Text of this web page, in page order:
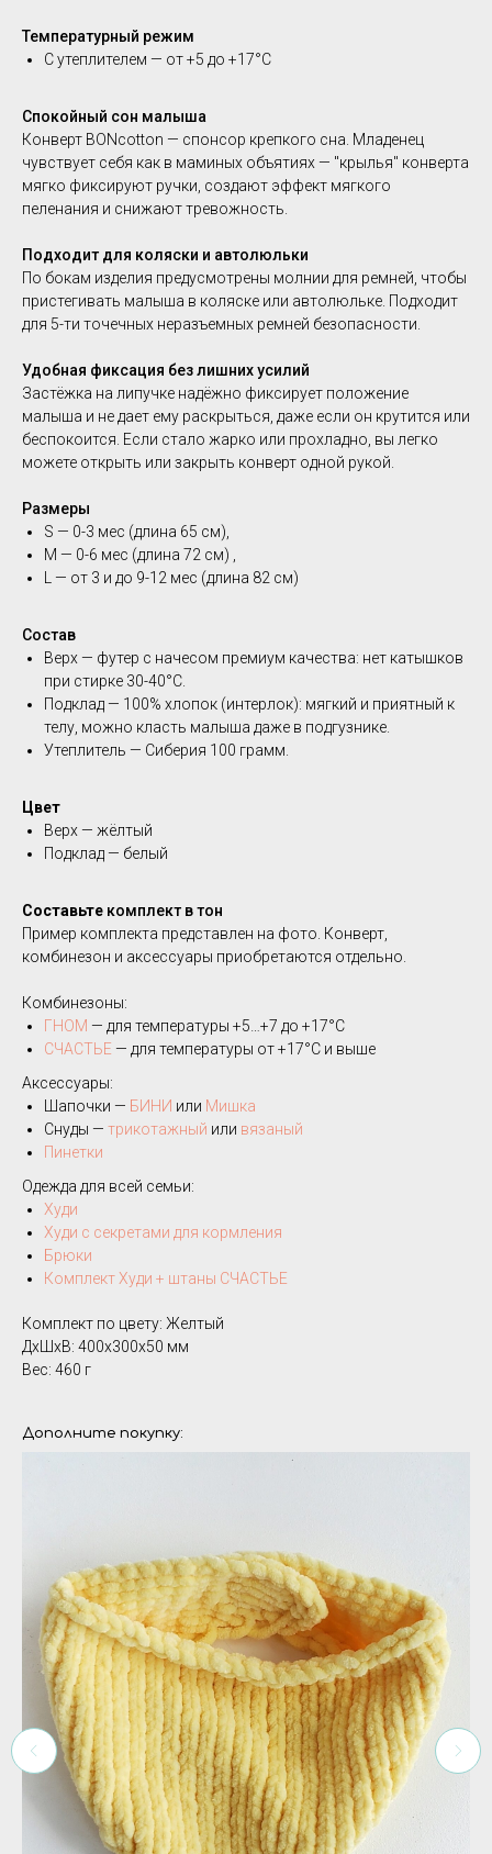
Температурный режим
С утеплителем — от +5 до +17°C
Спокойный сон малыша
Конверт BONcotton — спонсор крепкого сна. Младенец
чувствует себя как в маминых объятиях — "крылья" конверта
мягко фиксируют ручки, создают эффект мягкого
пеленания и снижают тревожность.
Подходит для коляски и автолюльки
По бокам изделия предусмотрены молнии для ремней, чтобы
пристегивать малыша в коляске или автолюльке. Подходит
для 5-ти точечных неразъемных ремней безопасности.
Удобная фиксация без лишних усилий
Застёжка на липучке надёжно фиксирует положение
малыша и не дает ему раскрыться, даже если он крутится или
беспокоится. Если стало жарко или прохладно, вы легко
можете открыть или закрыть конверт одной рукой.
Размеры
S — 0-3 мес (длина 65 см),
М — 0-6 мес (длина 72 см) ,
L — от 3 и до 9-12 мес (длина 82 см)
Состав
Верх — футер с начесом премиум качества: нет катышков
при стирке 30-40°C.
Подклад — 100% хлопок (интерлок): мягкий и приятный к
телу, можно класть малыша даже в подгузнике.
Утеплитель — Сиберия 100 грамм.
Цвет
Верх — жёлтый
Подклад — белый
Составьте комплект в тон
Пример комплекта представлен на фото. Конверт,
комбинезон и аксессуары приобретаются отдельно.
Комбинезоны:
ГНОМ — для температуры +5…+7 до +17°C
СЧАСТЬЕ — для температуры от +17°C и выше
Аксессуары:
Шапочки — БИНИ или Мишка
Снуды — трикотажный или вязаный
Пинетки
Одежда для всей семьи:
Худи
Худи с секретами для кормления
Брюки
Комплект Худи + штаны СЧАСТЬЕ
Комплект по цвету: Желтый
ДxШxВ: 400x300x50 мм
Вес: 460 г
Дополните покупку: